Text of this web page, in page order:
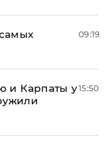
09:19
и Карпаты у15:50